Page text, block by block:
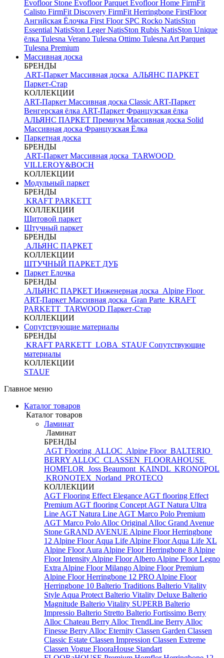
Evofloor Stone Evofloor Parquet Evofloor Home FirmFit
Calisto FirmFit Discovery FirmFit Herringbone FirstFloor
Ангийская Ёлочка First Floor SPC Rocko NatisSton
Essential NatisSton LegerNatisSton Rubis NatisSton Unique
ёлка Tulesna Verano Tulesna Ottimo Tulesna Art Parquet
Tulesna Premium
Массивная доска
БРЕНДЫ
ART-Паркет Массивная доска АЛЬЯНС ПАРКЕТ
Паркет-Стар
КОЛЛЕКЦИИ
ART-Паркет Массивная доска Classic ART-Паркет
Венгерская ёлка ART-Паркет Французская ёлка
АЛЬЯНС ПАРКЕТ Премиум Массивная доска Solid
Массивная доска Французская Ёлка
Паркетная доска
БРЕНДЫ
ART-Паркет Массивная доска TARWOOD
VILLEROY&BOCH
КОЛЛЕКЦИИ
Модульный паркет
БРЕНДЫ
KRAFT PARKETT
КОЛЛЕКЦИИ
Щитовой паркет
Штучный паркет
БРЕНДЫ
АЛЬЯНС ПАРКЕТ
КОЛЛЕКЦИИ
ШТУЧНЫЙ ПАРКЕТ ДУБ
Паркет Елочка
БРЕНДЫ
АЛЬЯНС ПАРКЕТ Инженерная доска Alpine Floor
ART-Паркет Массивная доска Gran Parte KRAFT
PARKETT TARWOOD Паркет-Стар
КОЛЛЕКЦИИ
Сопутствующие материалы
БРЕНДЫ
KRAFT PARKETT LOBA STAUF Сопутствующие
материалы
КОЛЛЕКЦИИ
STAUF
Главное меню
Каталог товаров
Каталог товаров
Ламинат
Ламинат
БРЕНДЫ
AGT Flooring ALLOC Alpine Floor BALTERIO
BERRY ALLOC CLASSEN FLOORAHOUSE
HOMFLOR Joss Beaumont KAINDL KRONOPOL
KRONOTEX Norland PROTECO
КОЛЛЕКЦИИ
AGT Flooring Effect Elegance AGT flooring Effect
Premium AGT flooring Concept AGT Natura Ultra
Line AGT Natura Line AGT Marco Polo Premium
AGT Marco Polo Alloc Original Alloc Grand Avenue
Stone GRAND AVENUE Alpine Floor Herringbone
12 Alpine Floor Aqua Life Alpine Floor Aqua Life XL
Alpine Floor Aura Alpine Floor Herringbone 8 Alpine
Floor Intensity Alpine Floor Albero Alpine Floor Legno
Extra Alpine Floor Milango Alpine Floor Premium
Alpine Floor Herringbone 12 PRO Alpine Floor
Herringbone 10 Balterio Traditions Balterio Vitality
Style Aqua Protect Balterio Vitality Deluxe Balterio
Magnitude Balterio Vitality SUPERB Balterio
Impressio Balterio Stretto Balterio Fortissimo Berry
Alloc Chateau Berry Alloc TrendLine Berry Alloc
Finesse Berry Alloc Eternity Classen Garden Classen
Classic Estate Classen Impression Classen Extreme
Classen Vogue FlooraHouse Standart